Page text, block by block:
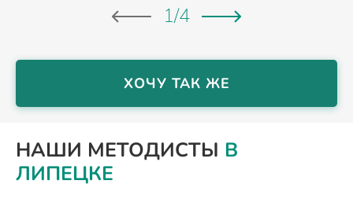
1/4
ХОЧУ ТАК ЖЕ
НАШИ МЕТОДИСТЫ В
ЛИПЕЦКЕ